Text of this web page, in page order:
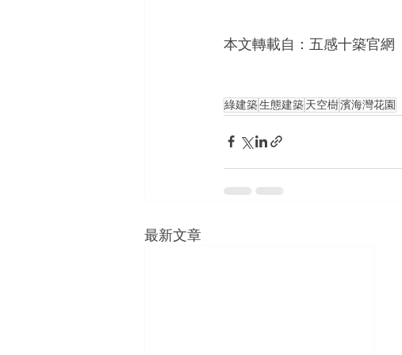
本文轉載自：五感十築官網
綠建築生態建築天空樹濱海灣花園
最新文章